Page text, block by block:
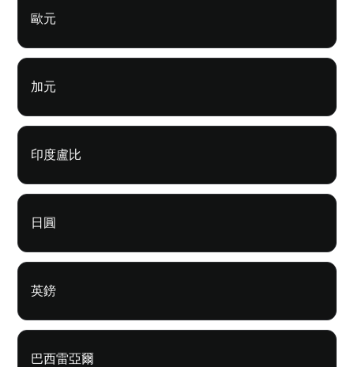
歐元
加元
印度盧比
日圓
英鎊
巴西雷亞爾